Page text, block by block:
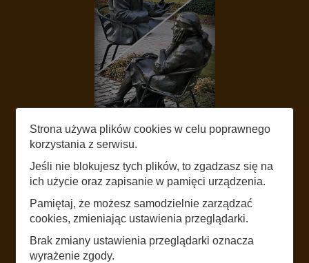
LISTEN
A. OSIECKA
W. MŁYNARSKI
START
Strona używa plików cookies w celu poprawnego
korzystania z serwisu.
Jeśli nie blokujesz tych plików, to zgadzasz się na
ich użycie oraz zapisanie w pamięci urządzenia.
Pamiętaj, że możesz samodzielnie zarządzać
cookies, zmieniając ustawienia przeglądarki.
Brak zmiany ustawienia przeglądarki oznacza
wyrażenie zgody.